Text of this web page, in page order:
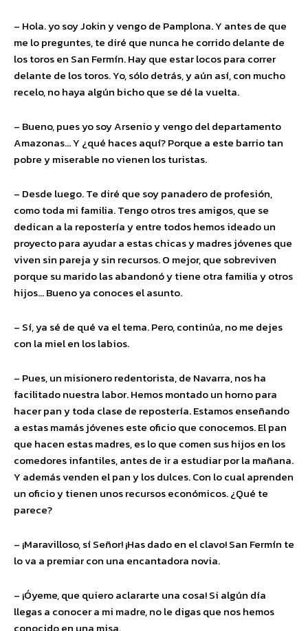
– Hola. yo soy Jokin y vengo de Pamplona. Y antes de que
me lo preguntes, te diré que nunca he corrido delante de
los toros en San Fermín. Hay que estar locos para correr
delante de los toros. Yo, sólo detrás, y aún así, con mucho
recelo, no haya algún bicho que se dé la vuelta.
– Bueno, pues yo soy Arsenio y vengo del departamento
Amazonas… Y ¿qué haces aquí? Porque a este barrio tan
pobre y miserable no vienen los turistas.
– Desde luego. Te diré que soy panadero de profesión,
como toda mi familia. Tengo otros tres amigos, que se
dedican a la repostería y entre todos hemos ideado un
proyecto para ayudar a estas chicas y madres jóvenes que
viven sin pareja y sin recursos. O mejor, que sobreviven
porque su marido las abandonó y tiene otra familia y otros
hijos… Bueno ya conoces el asunto.
– Sí, ya sé de qué va el tema. Pero, continúa, no me dejes
con la miel en los labios.
– Pues, un misionero redentorista, de Navarra, nos ha
facilitado nuestra labor. Hemos montado un horno para
hacer pan y toda clase de repostería. Estamos enseñando
a estas mamás jóvenes este oficio que conocemos. El pan
que hacen estas madres, es lo que comen sus hijos en los
comedores infantiles, antes de ir a estudiar por la mañana.
Y además venden el pan y los dulces. Con lo cual aprenden
un oficio y tienen unos recursos económicos. ¿Qué te
parece?
– ¡Maravilloso, sí Señor! ¡Has dado en el clavo! San Fermín te
lo va a premiar con una encantadora novia.
– ¡Óyeme, que quiero aclararte una cosa! Si algún día
llegas a conocer a mi madre, no le digas que nos hemos
conocido en una misa.